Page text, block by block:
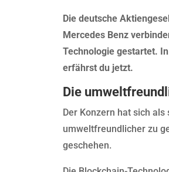
Die deutsche
Mercedes Benz
Technologie gestartet.
erfährst du jetzt.
Die
Der Konzern hat sich
umweltfreundlicher zu
geschehen.